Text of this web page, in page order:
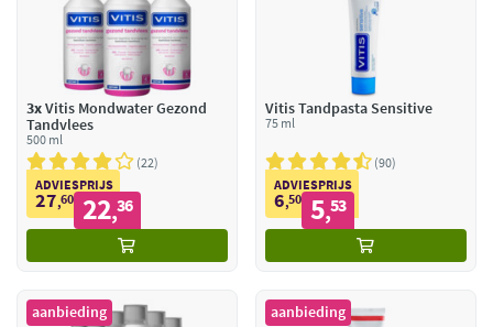
3xVitis Mondwater Gezond
Tandvlees
500 ml
22
ADVIESPRIJS
27,60 22,36
Vitis Tandpasta Sensitive
75 ml
90
ADVIESPRIJS
6,50 5,53
aanbieding aanbieding